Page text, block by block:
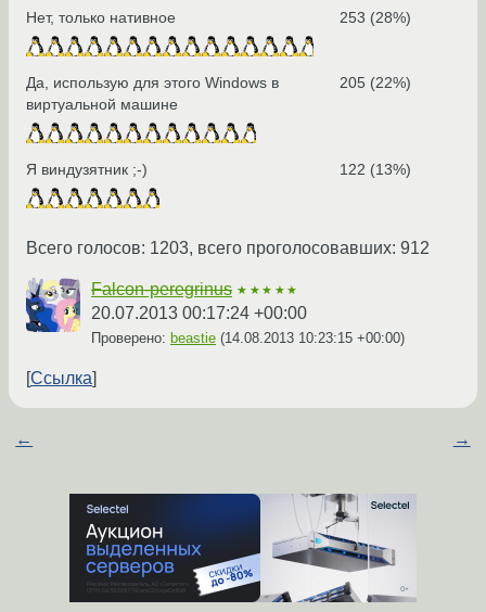
Нет, только нативное 253 (28%)
Да, использую для этого Windows в
виртуальной машине
205 (22%)
Я виндузятник ;-) 122 (13%)
Всего голосов: 1203, всего проголосовавших: 912
Falcon-peregrinus ★★★★★
20.07.2013 00:17:24 +00:00
Проверено: beastie (14.08.2013 10:23:15 +00:00)
Ссылка
← →